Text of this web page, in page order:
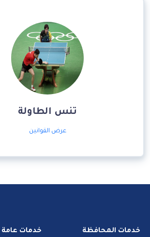
تنس الطاولة
عرض القوانين
خدمات المحافظة خدمات عامة